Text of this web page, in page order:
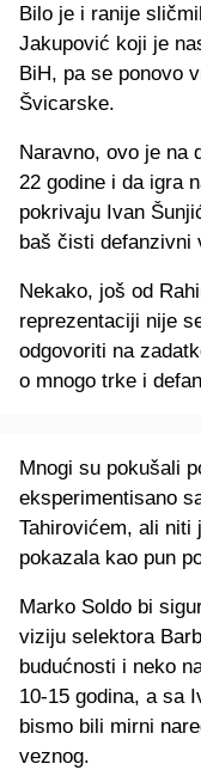
Bilo je i ranije
Jakupović koji je
BiH, pa se ponovo
Švicarske.
Naravno, ovo je na
22 godine i da igra
pokrivaju Ivan
baš čisti defanzivni
Nekako, još od
reprezentaciji nije
odgovoriti na
o mnogo trke i
Mnogi su pokušali
eksperimentisano
Tahirovićem, ali niti
pokazala kao pun
Marko Soldo bi
viziju selektora
budućnosti i neko
10-15 godina, a sa
bismo bili mirni
veznog.